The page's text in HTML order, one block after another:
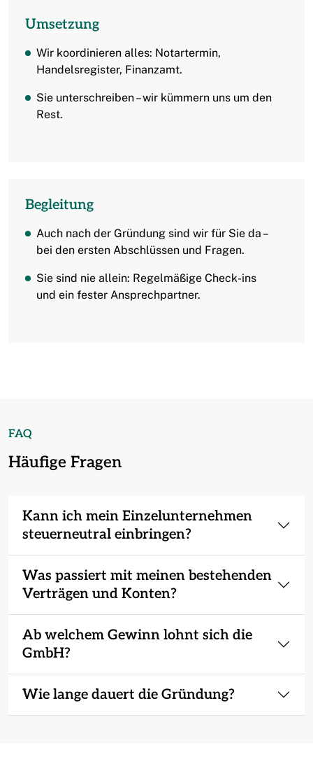
Umsetzung
Wir koordinieren alles: Notartermin,
Handelsregister, Finanzamt.
Sie unterschreiben – wir kümmern uns um den
Rest.
Begleitung
Auch nach der Gründung sind wir für Sie da –
bei den ersten Abschlüssen und Fragen.
Sie sind nie allein: Regelmäßige Check-ins
und ein fester Ansprechpartner.
Häufige Fragen
FAQ
Kann ich mein Einzelunternehmen
steuerneutral einbringen?
Was passiert mit meinen bestehenden
Verträgen und Konten?
Ab welchem Gewinn lohnt sich die
GmbH?
Wie lange dauert die Gründung?